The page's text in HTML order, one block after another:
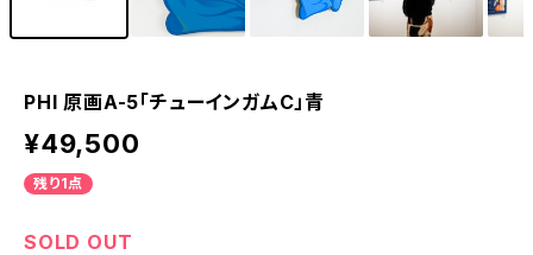
PHI 原画A-5「チューインガムC」青
¥49,500
残り1点
SOLD OUT